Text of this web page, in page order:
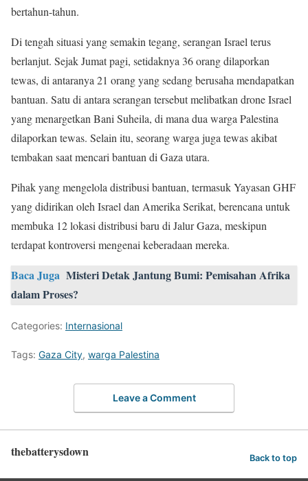
bertahun-tahun.
Di tengah situasi yang semakin tegang, serangan Israel terus
berlanjut. Sejak Jumat pagi, setidaknya 36 orang dilaporkan
tewas, di antaranya 21 orang yang sedang berusaha mendapatkan
bantuan. Satu di antara serangan tersebut melibatkan drone Israel
yang menargetkan Bani Suheila, di mana dua warga Palestina
dilaporkan tewas. Selain itu, seorang warga juga tewas akibat
tembakan saat mencari bantuan di Gaza utara.
Pihak yang mengelola distribusi bantuan, termasuk Yayasan GHF
yang didirikan oleh Israel dan Amerika Serikat, berencana untuk
membuka 12 lokasi distribusi baru di Jalur Gaza, meskipun
terdapat kontroversi mengenai keberadaan mereka.
Baca Juga Misteri Detak Jantung Bumi: Pemisahan Afrika
dalam Proses?
Categories: Internasional
Tags: Gaza City, warga Palestina
Leave a Comment
thebatterysdown Back to top